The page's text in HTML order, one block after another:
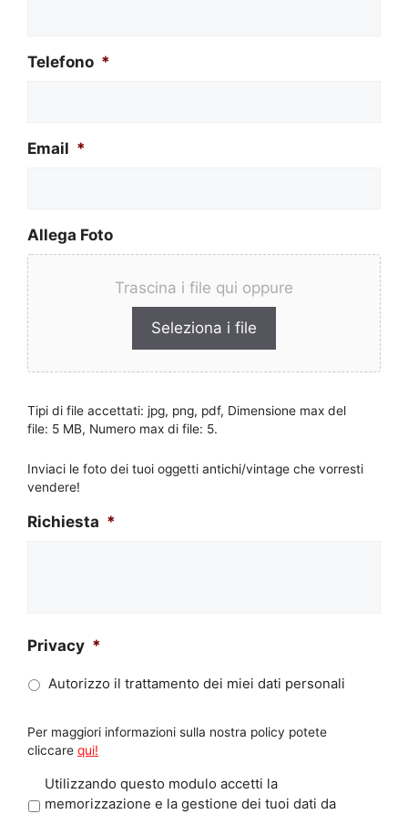
Telefono *
Email *
Allega Foto
Trascina i file qui oppure
Seleziona i file
Tipi di file accettati: jpg, png, pdf, Dimensione max del
file: 5 MB, Numero max di file: 5.
Inviaci le foto dei tuoi oggetti antichi/vintage che vorresti
vendere!
Richiesta *
Privacy *
Autorizzo il trattamento dei miei dati personali
Per maggiori informazioni sulla nostra policy potete
cliccare qui!
r
Utilizzando questo modulo accetti la
memorizzazione e la gestione dei tuoi dati da